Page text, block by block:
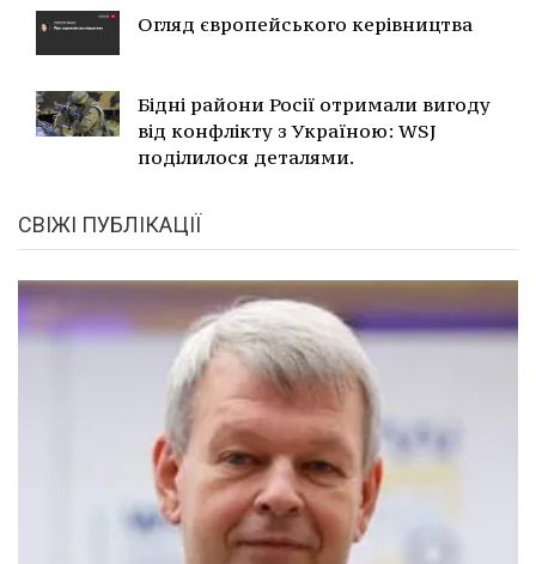
Огляд європейського керівництва
Бідні райони Росії отримали вигоду
від конфлікту з Україною: WSJ
поділилося деталями.
СВІЖІ ПУБЛІКАЦІЇ